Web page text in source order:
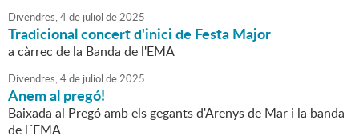
Divendres,4de juliol de2025
Tradicional concert d'inici de Festa Major
a càrrec de la Banda de l'EMA
Divendres,4de juliol de2025
Anem al pregó!
Baixada al Pregó amb els gegants d'Arenys de Mar i la banda
de l´EMA